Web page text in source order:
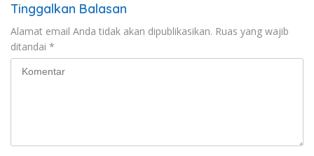
Tinggalkan Balasan
Alamat email Anda tidak akan dipublikasikan. Ruas yang wajib
ditandai *